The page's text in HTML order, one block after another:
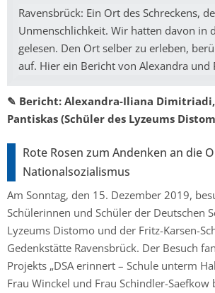
Ravensbrück: Ein Ort des Schreckens,
Unmenschlichkeit. Wir hatten davon in
gelesen. Den Ort selber zu erleben,
auf. Hier ein Bericht von Alexandra und
✎ Bericht: Alexandra-Iliana
Pantiskas (Schüler des Lyzeums
Rote Rosen zum Andenken an die
Nationalsozialismus
Am Sonntag, den 15. Dezember 2019,
Schülerinnen und Schüler der Deutschen
Lyzeums Distomo und der Fritz-Karsen-
Gedenkstätte Ravensbrück. Der Besuch
Projekts „DSA erinnert – Schule unterm
Frau Winckel und Frau Schindler-Saefkow